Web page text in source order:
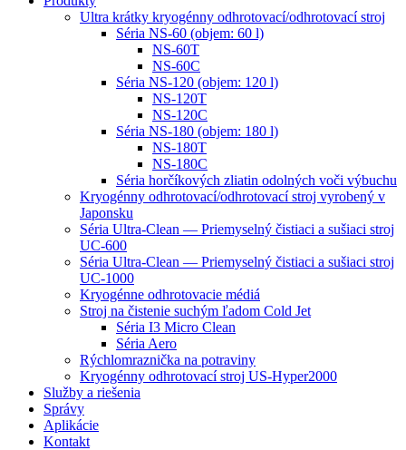
Ultra krátky kryogénny odhrotovací/odhrotovací stroj
Séria NS-60 (objem: 60 l)
NS-60T
NS-60C
Séria NS-120 (objem: 120 l)
NS-120T
NS-120C
Séria NS-180 (objem: 180 l)
NS-180T
NS-180C
Séria horčíkových zliatin odolných voči výbuchu
Kryogénny odhrotovací/odhrotovací stroj vyrobený v
Japonsku
Séria Ultra-Clean — Priemyselný čistiaci a sušiaci stroj
UC-600
Séria Ultra-Clean — Priemyselný čistiaci a sušiaci stroj
UC-1000
Kryogénne odhrotovacie médiá
Stroj na čistenie suchým ľadom Cold Jet
Séria I3 Micro Clean
Séria Aero
Rýchlomraznička na potraviny
Kryogénny odhrotovací stroj US-Hyper2000
Služby a riešenia
Správy
Aplikácie
Kontakt